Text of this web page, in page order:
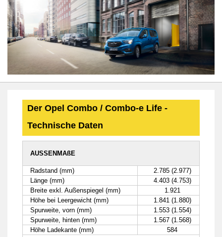
Der Opel Combo / Combo-e Life -
Technische Daten
AUSSENMAßE
Radstand (mm)
2.785 (2.977)
Länge (mm)
4.403 (4.753)
Breite exkl. Außenspiegel (mm)
1.921
Höhe bei Leergewicht (mm)
1.841 (1.880)
Spurweite, vorn (mm)
1.553 (1.554)
Spurweite, hinten (mm)
1.567 (1.568)
Höhe Ladekante (mm)
584